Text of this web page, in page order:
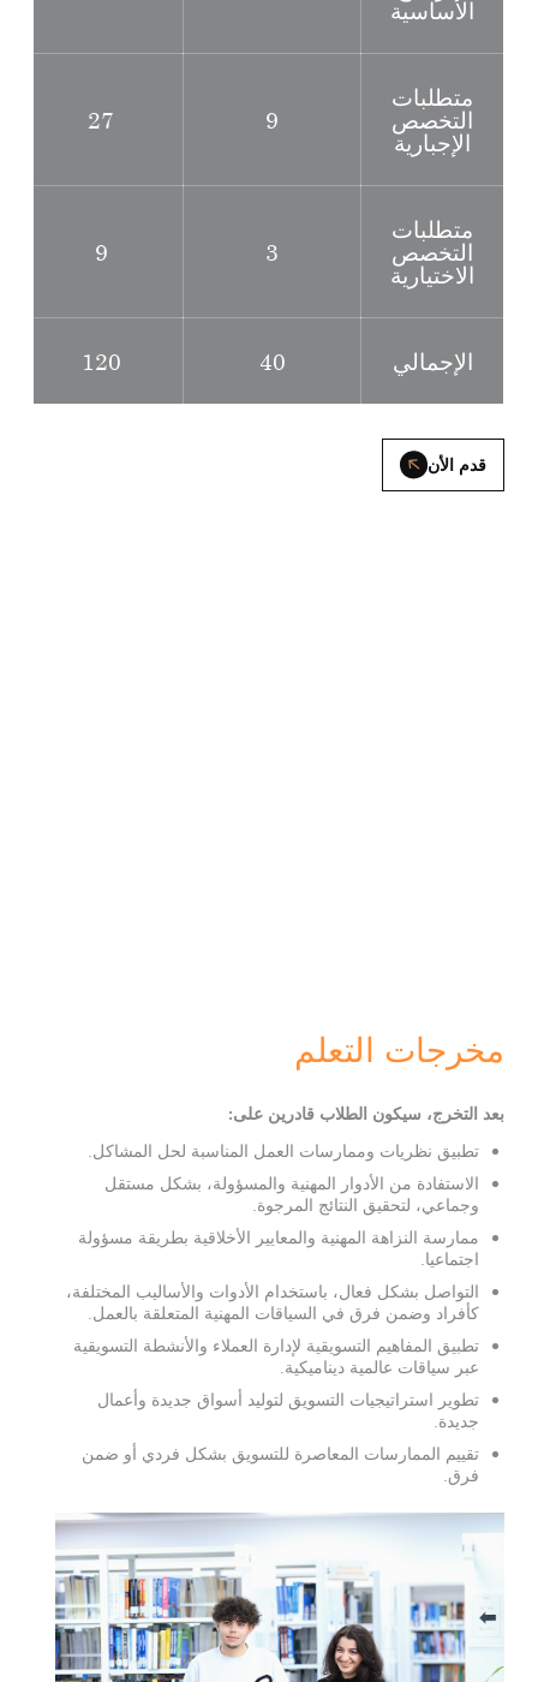
الأساسية
متطلبات
التخصص
الإجبارية
9
27
متطلبات
التخصص
الاختيارية
3
9
الإجمالي 40
120
قدم الأن
مخرجات التعلم
بعد التخرج، سيكون الطلاب قادرين على:
تطبيق نظريات وممارسات العمل المناسبة لحل المشاكل.
الاستفادة من الأدوار المهنية والمسؤولة، بشكل مستقل
وجماعي، لتحقيق النتائج المرجوة.
ممارسة النزاهة المهنية والمعايير الأخلاقية بطريقة مسؤولة
اجتماعيا.
التواصل بشكل فعال، باستخدام الأدوات والأساليب المختلفة،
كأفراد وضمن فرق في السياقات المهنية المتعلقة بالعمل.
تطبيق المفاهيم التسويقية لإدارة العملاء والأنشطة التسويقية
عبر سياقات عالمية ديناميكية.
تطوير استراتيجيات التسويق لتوليد أسواق جديدة وأعمال
جديدة.
تقييم الممارسات المعاصرة للتسويق بشكل فردي أو ضمن
فرق.